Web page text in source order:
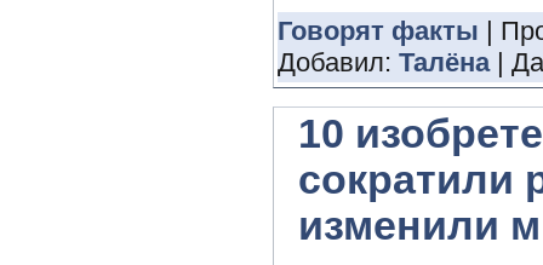
Говорят факты |
Добавил: Талёна|
10
сократили
изменили